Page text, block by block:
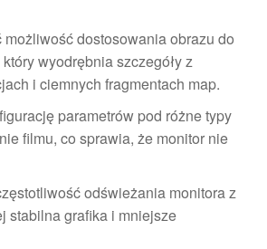
dostosowania obrazu do
który wyodrębnia szczegóły z
i ciemnych fragmentach map.
parametrów pod różne typy
filmu, co sprawia, że monitor nie
odświeżania monitora z
stabilna grafika i mniejsze